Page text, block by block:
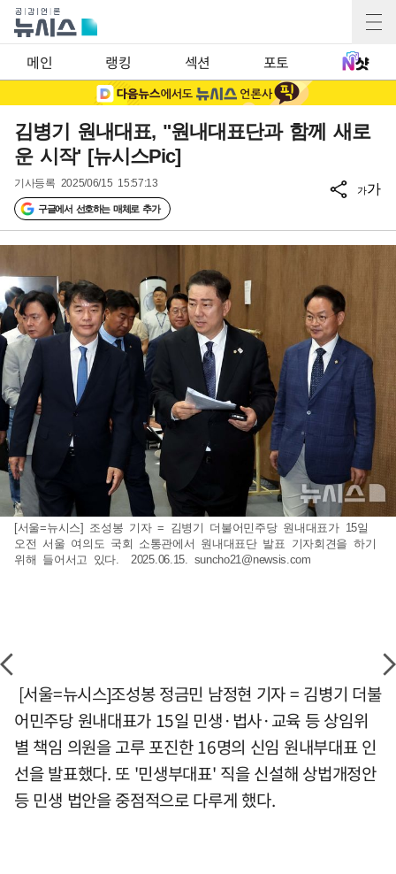
메인 랭킹 섹션 포토
김병기 원내대표, "원내대표단과 함께 새로
운 시작' [뉴시스Pic]
기사등록 2025/06/15 15:57:13
구글에서 선호하는 매체로 추가
가가
[서울=뉴시스] 조성봉 기자 = 김병기 더불어민주당 원내대표가 15일
오전 서울 여의도 국회 소통관에서 원내대표단 발표 기자회견을 하기
위해 들어서고 있다. 2025.06.15. suncho21@newsis.com
[서울=뉴시스]조성봉 정금민 남정현 기자 = 김병기 더불
어민주당 원내대표가 15일 민생·법사·교육 등 상임위
별 책임 의원을 고루 포진한 16명의 신임 원내부대표 인
선을 발표했다. 또 '민생부대표' 직을 신설해 상법개정안
등 민생 법안을 중점적으로 다루게 했다.